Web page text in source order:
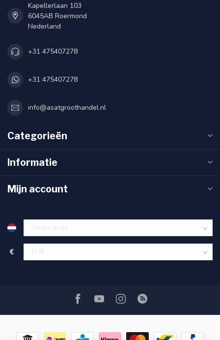
Kapellerlaan 103
6045AB Roermond
Nederland
+31 475407278
+31 475407278
info@asatgroothandel.nl
Categorieën
Informatie
Mijn account
€